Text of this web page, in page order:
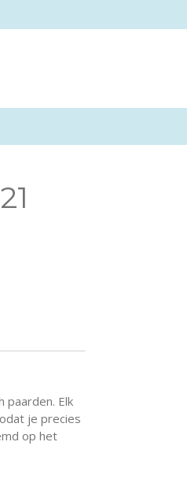
paarden. Elk
je precies
op het